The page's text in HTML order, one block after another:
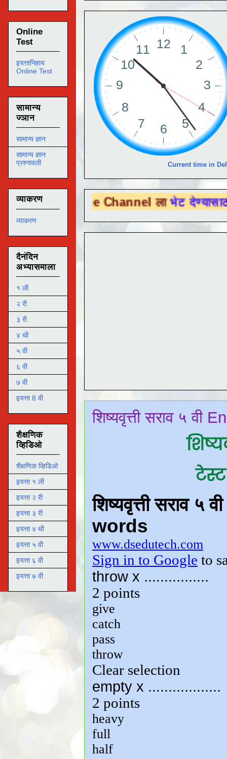
Current time in
Tube Channel लाभेट देण्यासाठी येथे क्लिक
शिष्यवृत्ती सराव ५
Online
Test
इयत्तानिहाय
Online Test
सामान्य
ज्ञान
सामान्य ज्ञान
सामान्य ज्ञान
प्रश्नावली
व्याकरण
व्याकरण
दैनंदिन
अभ्यासमाला
१ ली
२ री
३ री
४ थी
५ वी
६ वी
७ वी
इयत्ता 8 वी
शैक्षणिक
व्हिडिओ
शैक्षणिक व्हिडिओ
इयत्ता १ ली
इयत्ता २ री
इयत्ता ३ री
इयत्ता ४ थी
इयत्ता ५ वी
इयत्ता ६ वी
इयत्ता ७ वी